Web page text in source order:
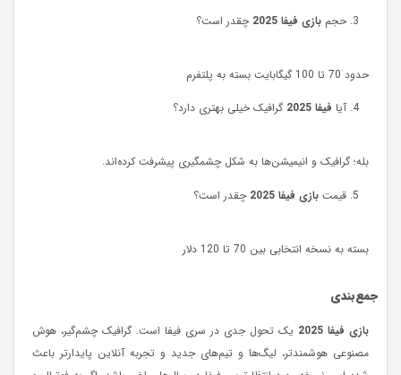
حجم بازی فیفا 2025 چقدر است؟
حدود 70 تا 100 گیگابایت بسته به پلتفرم
آیا فیفا 2025 گرافیک خیلی بهتری دارد؟
بله؛ گرافیک و انیمیشن‌ها به شکل چشمگیری پیشرفت کرده‌اند.
قیمت بازی فیفا 2025 چقدر است؟
بسته به نسخه انتخابی بین 70 تا 120 دلار
جمع‌بندی
بازی فیفا 2025
یک تحول جدی در سری فیفا است. گرافیک چشم‌گیر، هوش
مصنوعی هوشمندتر، لیگ‌ها و تیم‌های جدید و تجربه آنلاین پایدارتر باعث